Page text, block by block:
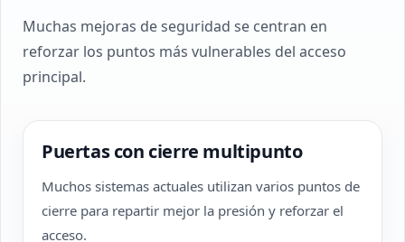
Muchas mejoras de seguridad se centran en
reforzar los puntos más vulnerables del acceso
principal.
Puertas con cierre multipunto
Muchos sistemas actuales utilizan varios puntos de
cierre para repartir mejor la presión y reforzar el
acceso.